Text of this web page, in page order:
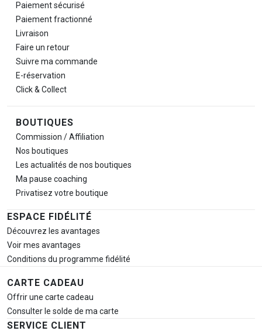
Paiement sécurisé
Paiement fractionné
Livraison
Faire un retour
Suivre ma commande
E-réservation
Click & Collect
BOUTIQUES
Commission / Affiliation
Nos boutiques
Les actualités de nos boutiques
Ma pause coaching
Privatisez votre boutique
ESPACE FIDÉLITÉ
Découvrez les avantages
Voir mes avantages
Conditions du programme fidélité
CARTE CADEAU
Offrir une carte cadeau
Consulter le solde de ma carte
SERVICE CLIENT